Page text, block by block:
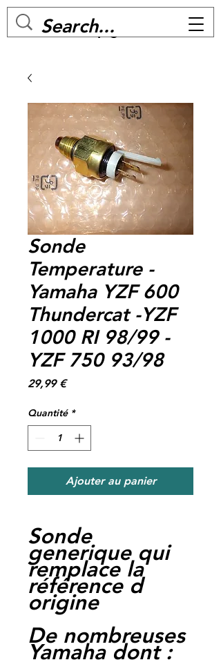
MC BIKE Perpignan
Sonde
Temperature -
Yamaha YZF 600
Thundercat -YZF
1000 RI 98/99 -
YZF 750 93/98
29,99 €Prix
Quantité *
Ajouter au panier
Sonde
generique qui
remplace la
référence d
origine
De nombreuses
Yamaha dont :